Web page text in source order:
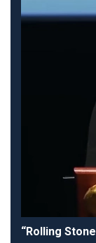
“Rolling